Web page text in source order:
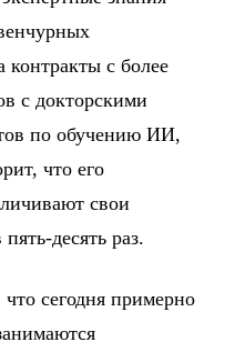
контракты с более
с докторскими
по обучению ИИ,
что его
свои
десять раз.
сегодня примерно